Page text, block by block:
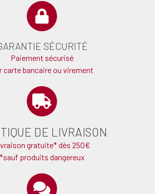
SÉCURITÉ
Paiement sécurisé
carte bancaire ou virement
DE LIVRAISON
gratuite* dès 250€
*sauf produits dangereux